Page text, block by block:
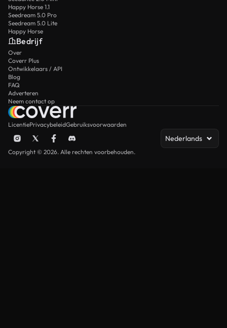
Happy Horse 1.1
Seedream 5.0 Pro
Seedream 5.0 Lite
Happy Horse
Bedrijf
Over
Coverr Plus
Ontwikkelaars / API
Blog
FAQ
Adverteren
Neem contact op
LicentiePrivacybeleidGebruiksvoorwaarden
Nederlands
Copyright © 2026. Alle rechten voorbehouden.